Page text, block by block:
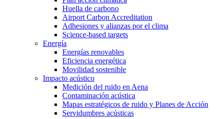
Huella de carbono
Airport Carbon Accreditation
Adhesiones y alianzas por el clima
Science-based targets
Energía
Energías renovables
Eficiencia energética
Movilidad sostenible
Impacto acústico
Medición del ruido en Aena
Contaminación acústica
Mapas estratégicos de ruido y Planes de Acción
Servidumbres acústicas